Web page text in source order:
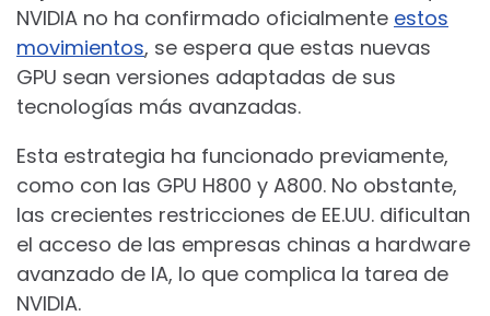
NVIDIA no ha confirmado oficialmente estos
movimientos, se espera que estas nuevas
GPU sean versiones adaptadas de sus
tecnologías más avanzadas.
Esta estrategia ha funcionado previamente,
como con las GPU H800 y A800. No obstante,
las crecientes restricciones de EE.UU. dificultan
el acceso de las empresas chinas a hardware
avanzado de IA, lo que complica la tarea de
NVIDIA.